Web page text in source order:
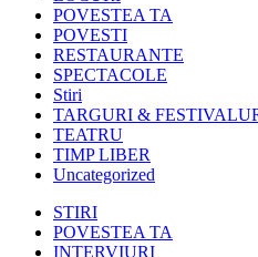
POVESTEA TA
POVESTI
RESTAURANTE
SPECTACOLE
Stiri
TARGURI &
TEATRU
TIMP LIBER
Uncategorized
STIRI
POVESTEA TA
INTERVIURI